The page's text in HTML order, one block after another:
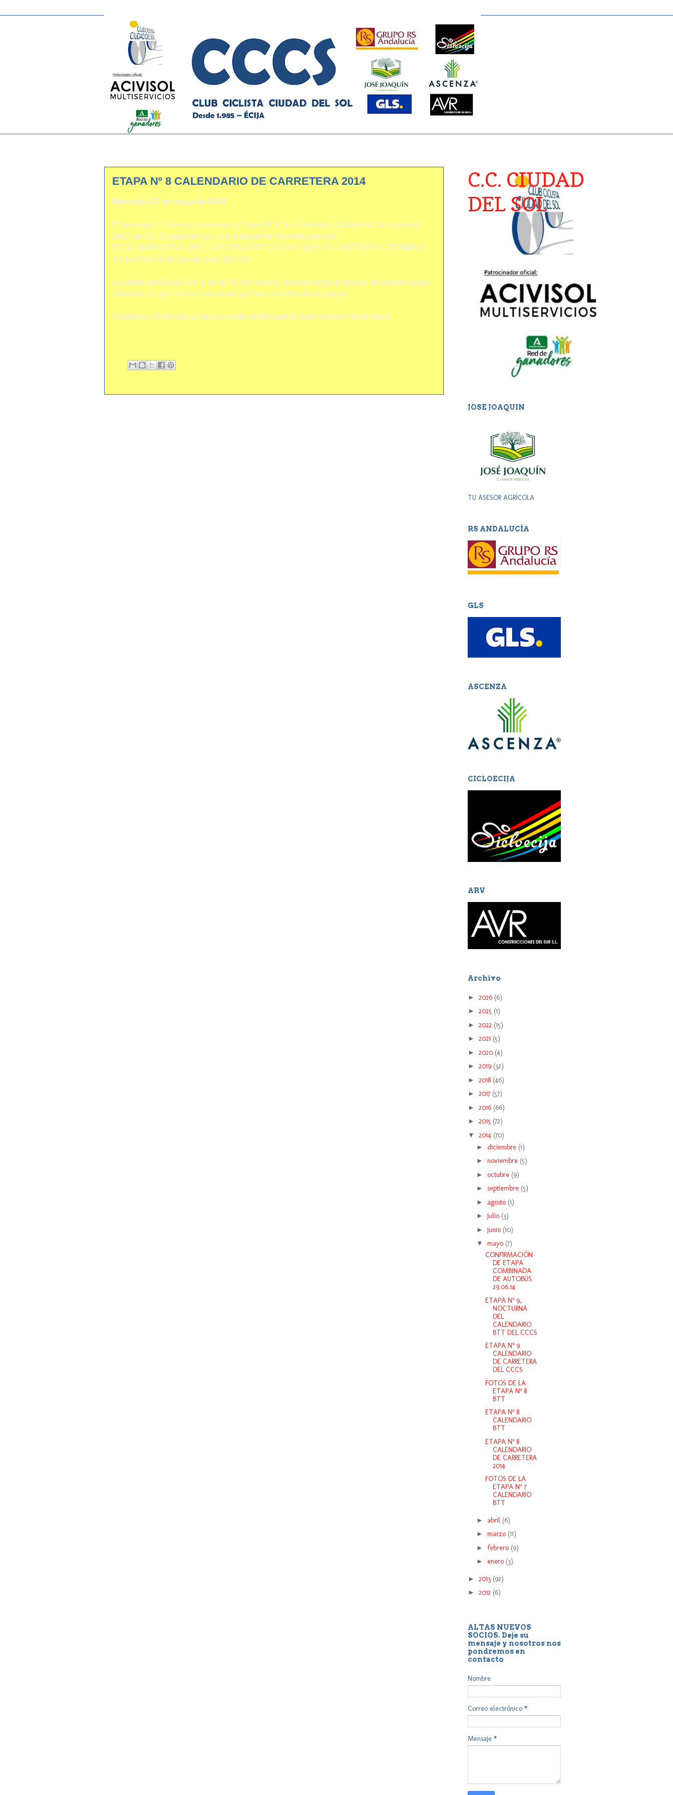
ETAPA Nº 8 CALENDARIO DE CARRETERA 2014
Miercoles 07 de mayo de 2014
El domingo 11 de mayo, tenemos la Etapa Nº 8 del Calendario Cicloturista de carretera
2014 del CC Ciudad del Sol, con el siguiente recorrido previsto:
ECIJA-MARCHENA-(RE)-LA PUEBLA DE CAZALLA (AV)-LA LANTEJUELA-TERMINO
CRTA OSUNA-ECIJA de unos 105 KM.
La salida será a las 9:00 h en el RS del bulevar. Agradecemos el trabajo de nuestro socio
Julio Garcia, que será el voluntario que lleve el vehículo de apoyo.
Rogamos a todos los socios su colaboración para el buen discurrir de la etapa.
C.C. CIUDAD
DEL SOL
JOSE JOAQUIN
TU ASESOR AGRÍCOLA
RS ANDALUCÍA
GLS
ASCENZA
CICLOECIJA
ARV
Archivo
► 2026 (6)
► 2025 (1)
► 2022 (15)
► 2021 (5)
► 2020 (4)
► 2019 (32)
► 2018 (46)
► 2017 (57)
► 2016 (66)
► 2015 (72)
▼ 2014 (70)
► diciembre (1)
► noviembre (5)
► octubre (9)
► septiembre (5)
► agosto (1)
► julio (3)
► junio (10)
▼ mayo (7)
CONFIRMACIÓN
DE ETAPA
COMBINADA
DE AUTOBÚS.
29.06.14
ETAPA Nº 9,
NOCTURNA
DEL
CALENDARIO
BTT DEL CCCS
ETAPA Nº 9
CALENDARIO
DE CARRETERA
DEL CCCS
FOTOS DE LA
ETAPA Nº 8
BTT
ETAPA Nº 8
CALENDARIO
BTT
ETAPA Nº 8
CALENDARIO
DE CARRETERA
2014
FOTOS DE LA
ETAPA Nº 7
CALENDARIO
BTT
► abril (6)
► marzo (11)
► febrero (9)
► enero (3)
► 2013 (92)
► 2012 (6)
ALTAS NUEVOS
SOCIOS. Deje su
mensaje y nosotros nos
pondremos en
contacto
Nombre
Correo electrónico *
Mensaje *